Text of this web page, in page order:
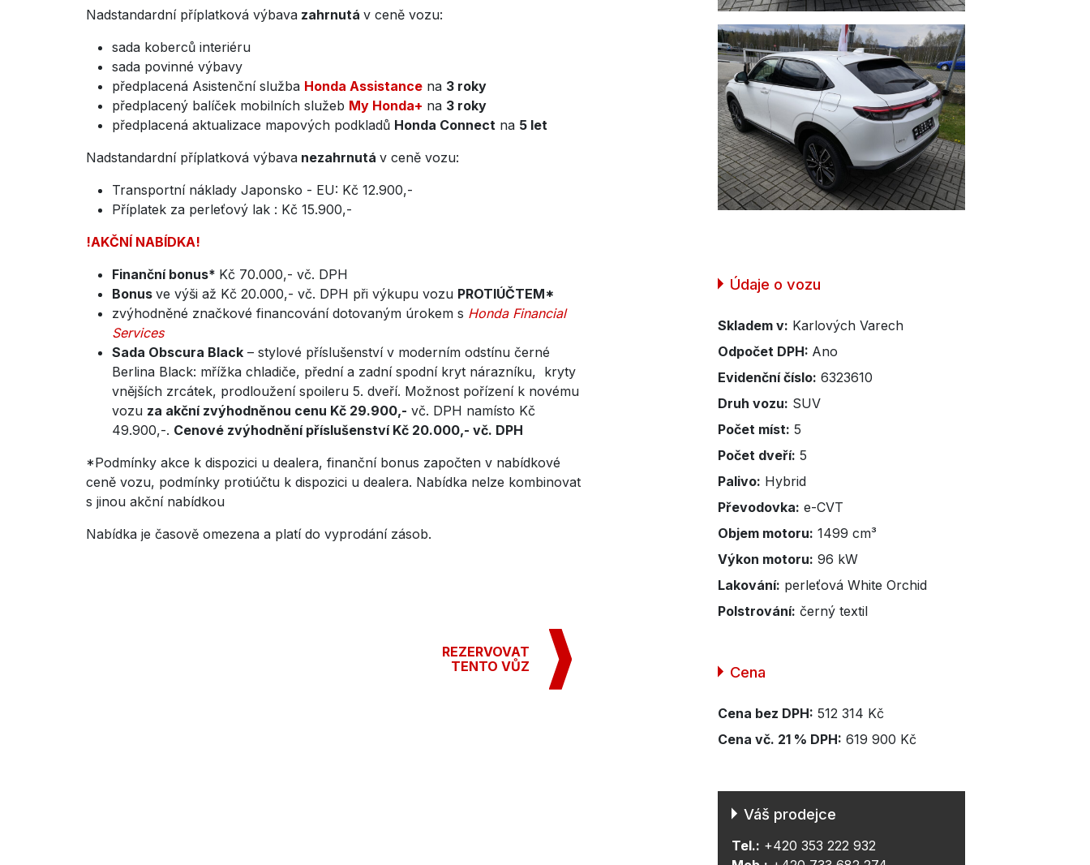
Nadstandardní příplatková výbava zahrnutá v ceně vozu:
sada koberců interiéru
sada povinné výbavy
předplacená Asistenční služba Honda Assistance na 3 roky
předplacený balíček mobilních služeb My Honda+ na 3 roky
předplacená aktualizace mapových podkladů Honda Connect na 5 let
Nadstandardní příplatková výbava nezahrnutá v ceně vozu:
Transportní náklady Japonsko - EU: Kč 12.900,-
Příplatek za perleťový lak : Kč 15.900,-
!AKČNÍ NABÍDKA!
Finanční bonus* Kč 70.000,- vč. DPH
Bonus ve výši až Kč 20.000,- vč. DPH při výkupu vozu PROTIÚČTEM*
zvýhodněné značkové financování dotovaným úrokem s Honda Financial
Services
Sada Obscura Black – stylové příslušenství v moderním odstínu černé
Berlina Black: mřížka chladiče, přední a zadní spodní kryt nárazníku, kryty
vnějších zrcátek, prodloužení spoileru 5. dveří. Možnost pořízení k novému
vozu za akční zvýhodněnou cenu Kč 29.900,- vč. DPH namísto Kč
49.900,-. Cenové zvýhodnění příslušenství Kč 20.000,- vč. DPH
*Podmínky akce k dispozici u dealera, finanční bonus započten v nabídkové
ceně vozu, podmínky protiúčtu k dispozici u dealera. Nabídka nelze kombinovat
s jinou akční nabídkou
Nabídka je časově omezena a platí do vyprodání zásob.
REZERVOVAT
TENTO VŮZ
Údaje o vozu
Skladem v: Karlových Varech
Odpočet DPH: Ano
Evidenční číslo: 6323610
Druh vozu: SUV
Počet míst: 5
Počet dveří: 5
Palivo: Hybrid
Převodovka: e-CVT
Objem motoru: 1499 cm³
Výkon motoru: 96 kW
Lakování: perleťová White Orchid
Polstrování: černý textil
Cena
Cena bez DPH: 512 314 Kč
Cena vč. 21 % DPH: 619 900 Kč
Váš prodejce
Tel.: +420 353 222 932